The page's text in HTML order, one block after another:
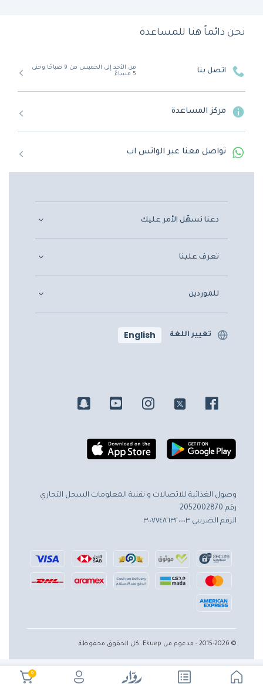
0
نحن دائماً هنا للمساعدة
اتصل بنا
من الأحد إلى الخميس من 9 صباحًا وحتى
5 مساءً
مركز المساعدة
تواصل معنا عبر الواتس اب
دعنا نسهّل الأمر عليك
تعرف علينا
للموردين
تغيير اللغة English
وصول الغذائية للاتصالات و تقنية المعلومات السجل التجاري
رقم 2052002870
الرقم الضريبي ٣٠٠٧٧٤٨٦٣٢٠٠٠٠٣
© 2015-2026 - مدعوم من Ekuep. كل الحقوق محفوظة